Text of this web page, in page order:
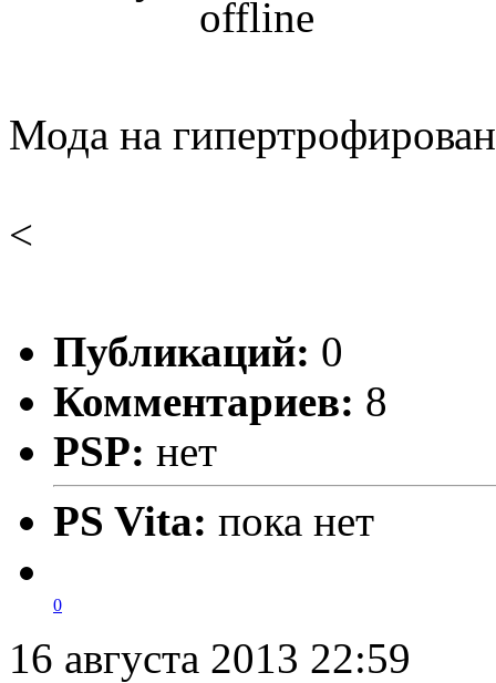
Мода на
<
Публикаций: 0
Комментариев: 8
PSP: нет
PS Vita: пока нет
0
16 августа 2013 22:59